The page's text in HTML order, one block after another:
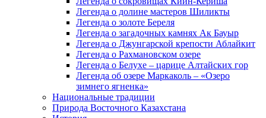
Легенда о долине мастеров Шиликты
Легенда о золоте Береля
Легенда о загадочных камнях Ак Бауыр
Легенда о Джунгарской крепости Аблайкит
Легенда о Рахмановском озере
Легенда о Белухе – царице Алтайских гор
Легенда об озере Маркаколь – «Озеро
зимнего ягненка»
Национальные традиции
Природа Восточного Казахстана